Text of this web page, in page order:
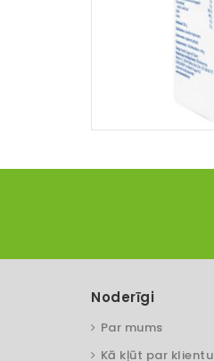
Noderīgi
Par mums
Kā kļūt par klientu